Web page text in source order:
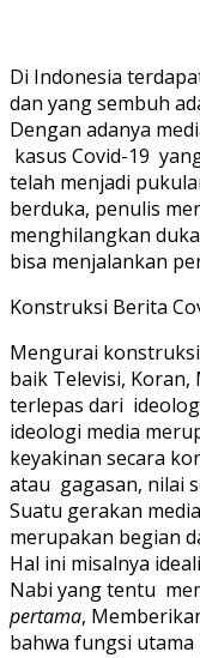
Di Indonesia
dan yang sembuh
Dengan adanya
kasus Covid-19
telah menjadi
berduka, penulis
menghilangkan
bisa menjalankan
Konstruksi Berita
Mengurai
baik Televisi,
terlepas dari
ideologi media
keyakinan secara
atau gagasan, nilai
Suatu gerakan
merupakan begian
Hal ini misalnya
Nabi yang tentu
pertama,
bahwa fungsi